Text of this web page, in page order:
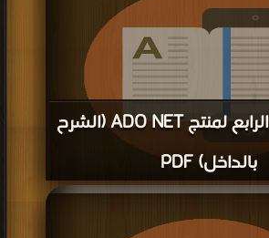
كتاب الدرس الرابع لمنتج ADO NET (الشرح
بالداخل) PDF
قراءة و تحميل كتاب كتاب الدرس الرابع لمنتج ADO NET (الشرح بالداخل) PDF مجانا
كتب في تحميل| التحميل : مرة/مرات